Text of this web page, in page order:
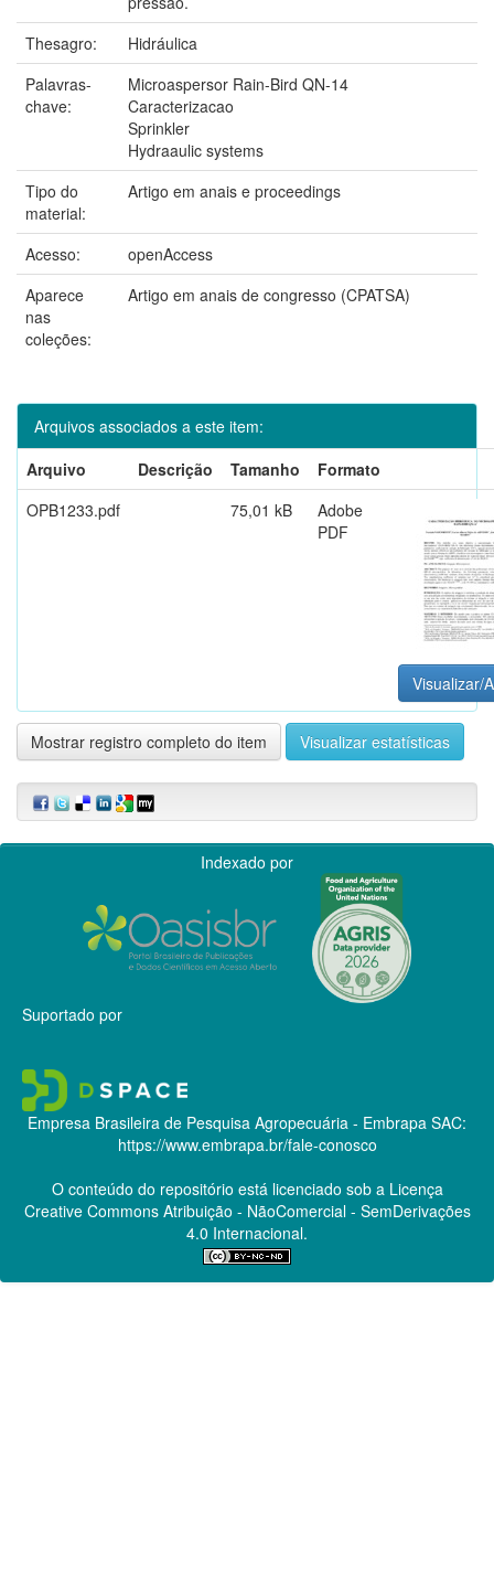
Thesagro:
Hidráulica
Palavras-
chave:
Microaspersor Rain-Bird QN-14
Caracterizacao
Sprinkler
Hydraaulic systems
Tipo do
material:
Artigo em anais e proceedings
Acesso:
openAccess
Aparece
nas
coleções:
Artigo em anais de congresso (CPATSA)
Arquivos associados a este item:
Arquivo
Descrição Tamanho
Formato
OPB1233.pdf
75,01 kB
Adobe
PDF
Visualizar/
Mostrar registro completo do item Visualizar estatísticas
Indexado por
Suportado por
Empresa Brasileira de Pesquisa Agropecuária - Embrapa SAC:
https://www.embrapa.br/fale-conosco
O conteúdo do repositório está licenciado sob a Licença
Creative CommonsAtribuição - NãoComercial - SemDerivações
4.0 Internacional.